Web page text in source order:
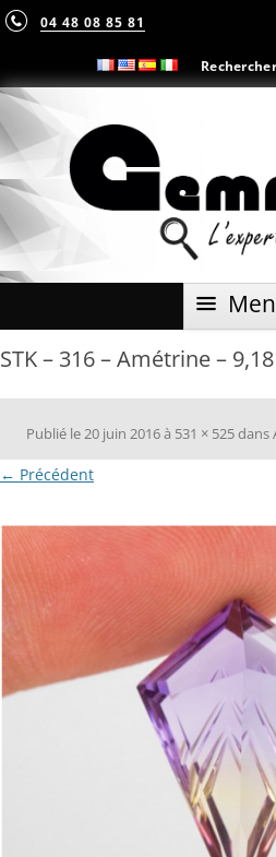
04 48 08 85 81
Rechercher
STK – 316 – Amétrine –
Publié le20 juin 2016à 531 × 525dans
← Précédent